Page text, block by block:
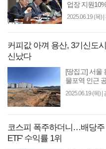
업장 지원
지원 [땅집고] 정부가 침체한 건설 경기를 부양하기
위해 1조원 규
2025.06.19 (목)|
커피값 아껴 용산, 3기신도
신났다
[땅집고] 서울
물포역 인근 공
교통부는 19
2025.06.19 (목)|
코스피 폭주하더니…배당
ETF' 수익률 1위